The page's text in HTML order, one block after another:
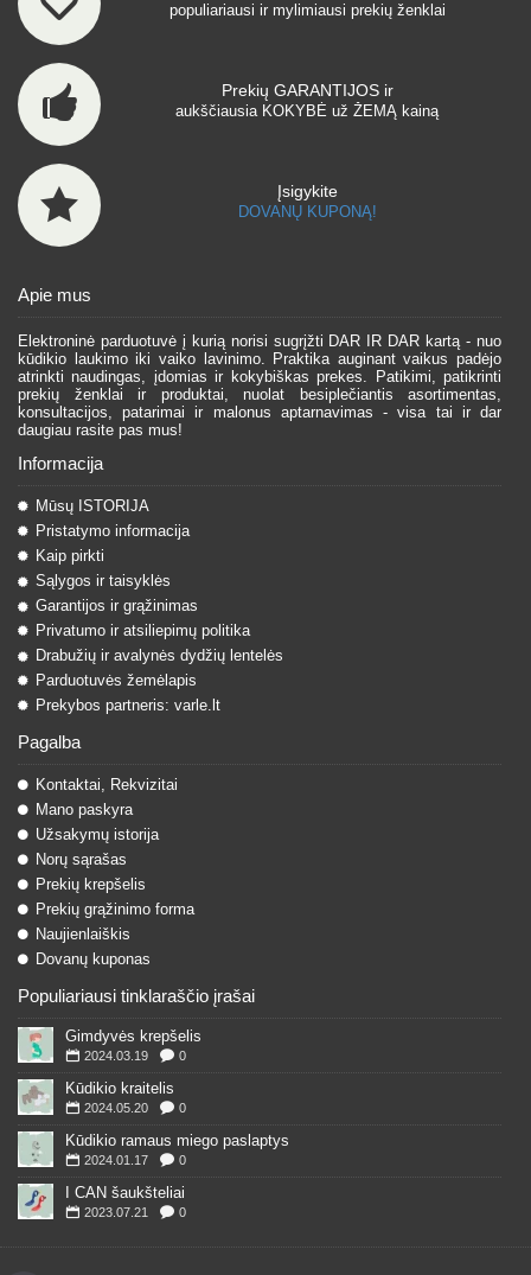
populiariausi ir mylimiausi prekių ženklai
Prekių GARANTIJOS ir
aukščiausia KOKYBĖ už ŽEMĄ kainą
Įsigykite
DOVANŲ KUPONĄ!
Apie mus
Elektroninė parduotuvė į kurią norisi sugrįžti DAR IR DAR kartą - nuo
kūdikio laukimo iki vaiko lavinimo. Praktika auginant vaikus padėjo
atrinkti naudingas, įdomias ir kokybiškas prekes. Patikimi, patikrinti
prekių ženklai ir produktai, nuolat besiplečiantis asortimentas,
konsultacijos, patarimai ir malonus aptarnavimas - visa tai ir dar
daugiau rasite pas mus!
Informacija
Mūsų ISTORIJA
Pristatymo informacija
Kaip pirkti
Sąlygos ir taisyklės
Garantijos ir grąžinimas
Privatumo ir atsiliepimų politika
Drabužių ir avalynės dydžių lentelės
Parduotuvės žemėlapis
Prekybos partneris: varle.lt
Pagalba
Kontaktai, Rekvizitai
Mano paskyra
Užsakymų istorija
Norų sąrašas
Prekių krepšelis
Prekių grąžinimo forma
Naujienlaiškis
Dovanų kuponas
Populiariausi tinklaraščio įrašai
Gimdyvės krepšelis
2024.03.19 0
Kūdikio kraitelis
2024.05.20 0
Kūdikio ramaus miego paslaptys
2024.01.17 0
I CAN šaukšteliai
2023.07.21 0